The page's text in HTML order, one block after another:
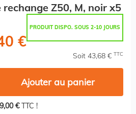
rechange Z50, M, noir x5
PRODUIT DISPO. SOUS 2-10 JOURS
€
Soit 43,68 € TTC
Ajouter au panier
€TTC !